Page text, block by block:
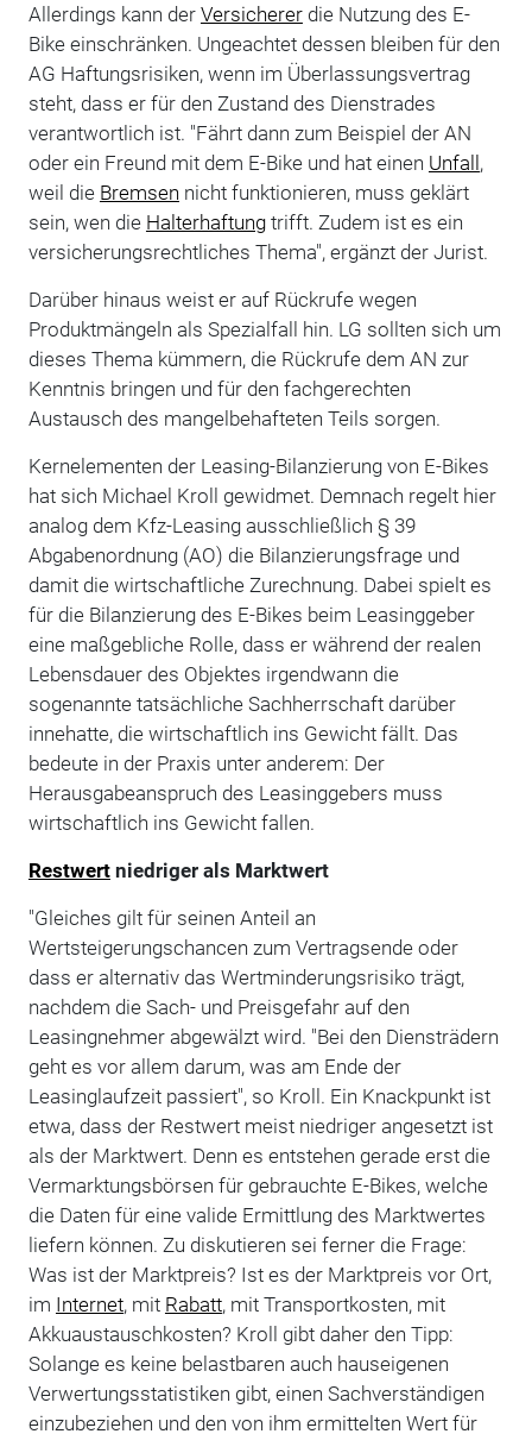
Allerdings kann der Versichererdie Nutzung des E-
Bike einschränken. Ungeachtet dessen bleiben für den
AG Haftungsrisiken, wenn im Überlassungsvertrag
steht, dass er für den Zustand des Dienstrades
verantwortlich ist. "Fährt dann zum Beispiel der AN
oder ein Freund mit dem E-Bike und hat einen Unfall,
weil die Bremsen nicht funktionieren, muss geklärt
sein, wen die Halterhaftungtrifft. Zudem ist es ein
versicherungsrechtliches Thema", ergänzt der Jurist.
Darüber hinaus weist er auf Rückrufe wegen
Produktmängeln als Spezialfall hin. LG sollten sich um
dieses Thema kümmern, die Rückrufe dem AN zur
Kenntnis bringen und für den fachgerechten
Austausch des mangelbehafteten Teils sorgen.
Kernelementen der Leasing-Bilanzierung von E-Bikes
hat sich Michael Kroll gewidmet. Demnach regelt hier
analog dem Kfz-Leasing ausschließlich § 39
Abgabenordnung (AO) die Bilanzierungsfrage und
damit die wirtschaftliche Zurechnung. Dabei spielt es
für die Bilanzierung des E-Bikes beim Leasinggeber
eine maßgebliche Rolle, dass er während der realen
Lebensdauer des Objektes irgendwann die
sogenannte tatsächliche Sachherrschaft darüber
innehatte, die wirtschaftlich ins Gewicht fällt. Das
bedeute in der Praxis unter anderem: Der
Herausgabeanspruch des Leasinggebers muss
wirtschaftlich ins Gewicht fallen.
Restwertniedriger als Marktwert
"Gleiches gilt für seinen Anteil an
Wertsteigerungschancen zum Vertragsende oder
dass er alternativ das Wertminderungsrisiko trägt,
nachdem die Sach- und Preisgefahr auf den
Leasingnehmer abgewälzt wird. "Bei den Diensträdern
geht es vor allem darum, was am Ende der
Leasinglaufzeit passiert", so Kroll. Ein Knackpunkt ist
etwa, dass der Restwert meist niedriger angesetzt ist
als der Marktwert. Denn es entstehen gerade erst die
Vermarktungsbörsen für gebrauchte E-Bikes, welche
die Daten für eine valide Ermittlung des Marktwertes
liefern können. Zu diskutieren sei ferner die Frage:
Was ist der Marktpreis? Ist es der Marktpreis vor Ort,
im Internet, mit Rabatt, mit Transportkosten, mit
Akkuaustauschkosten? Kroll gibt daher den Tipp:
Solange es keine belastbaren auch hauseigenen
Verwertungsstatistiken gibt, einen Sachverständigen
einzubeziehen und den von ihm ermittelten Wert für